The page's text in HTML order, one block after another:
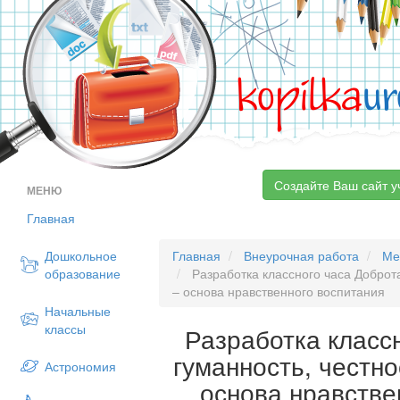
kopilka
МЕНЮ
Главная
Дошкольное
образование
Начальные
классы
Астрономия
Создайте Ваш сайт
Главная Внеурочная работа
Разработка классного часа
– основа нравственного воспитания
Разработка
гуманность,
основа